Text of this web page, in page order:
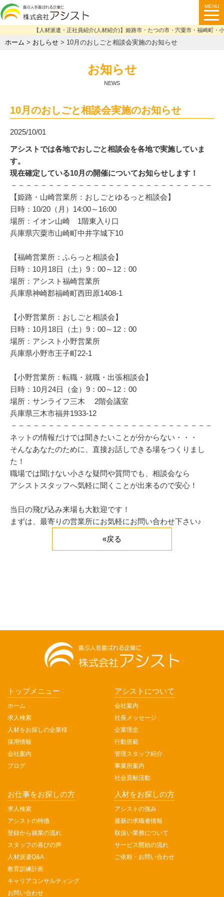
【人材派遣・正社員紹介(人材紹介)】姫路市・たつの市・宍粟市・福崎町・小
ホーム > おしらせ > 10月のおしごと相談会実施のお知らせ
お知らせ
NEWS
10月のおしごと相談会実施のお知らせ
2025/10/01
アシストでは各地でおしごと相談会を各地で実施していま
す。
現在確定している10月の開催についてお知らせします！
－－－－－－－－－－－－－－－－－－－－－－－－－－－
【姫路・山崎営業所：おしごとゆるっと相談会】
日時：10/20（月）14:00～16:00
場所：イオン山崎 1階東入り口
兵庫県宍粟市山崎町中井字城下10
【福崎営業所：ふらっと相談会】
日時：10月18日（土）9：00～12：00
場所：アシスト福崎営業所
兵庫県神崎郡福崎町西田原1408-1
【小野営業所：おしごと相談会】
日時：10月18日（土）9：00～12：00
場所：アシスト小野営業所
兵庫県小野市王子町22-1
【小野営業所：転職・就職・出張相談会】
日時：10月24日（金）9：00～12：00
場所：サンライフ三木 2階会議室
兵庫県三木市福井1933-12
－－－－－－－－－－－－－－－－－－－－－－－－－－－
ネットの情報だけでは聞きたいことが分からない・・・
そんなあなたのために、直接お話しできる場をつくりまし
た！
職場では聞けない小さな疑問や質問でも、相談会なら
アシストスタッフへ気軽に聞くことが出来るので安心！
当日の飛び込み来場も大歓迎です！
まずは、最寄りの営業所にお気軽にお問い合わせ下さい♪
«戻る
トップメニュー
ホーム
求人検索
人材をお探しの企業様
採用情報
会社案内
ブログ
アシストについて
会社案内
社長メッセージ
企業理念
行動規範
管理スタッフ紹介
事業所案内
社会貢献活動
お仕事をお探しの方
求人検索
アシストの特徴
登録から就業の流れ
スタッフの喜びの声
人材派遣Q&A
教育訓練計画
キャリアコンサルティング
お問い合わせ
人材をお探しの方
アシストの強み
最新の求職者情報
取扱い業務について
サービス開始の流れ
ご依頼・お問い合わせ